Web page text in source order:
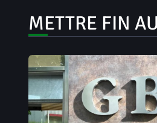
METTRE FIN